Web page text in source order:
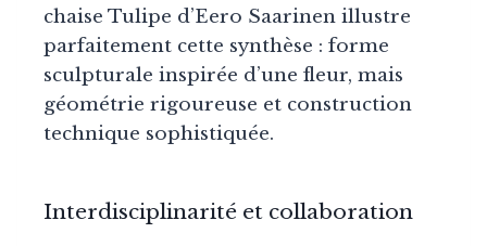
chaise Tulipe d’Eero Saarinen illustre
parfaitement cette synthèse : forme
sculpturale inspirée d’une fleur, mais
géométrie rigoureuse et construction
technique sophistiquée.
Interdisciplinarité et collaboration